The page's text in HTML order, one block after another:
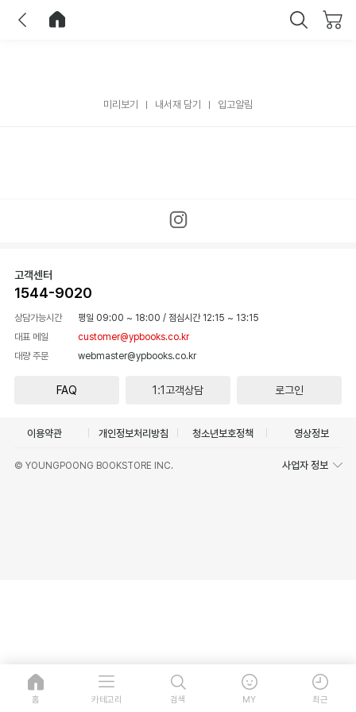
미리보기 내서재 담기 입고알림
고객센터
1544-9020
상담가능시간 평일 09:00 ~ 18:00 / 점심시간 12:15 ~ 13:15
대표 메일
customer@ypbooks.co.kr
대량 주문
webmaster@ypbooks.co.kr
FAQ 1:1고객상담 로그인
이용약관 개인정보처리방침 청소년보호정책 영상정보
© YOUNGPOONG BOOKSTORE INC. 사업자 정보
홈 카테고리 검색 MY 최근